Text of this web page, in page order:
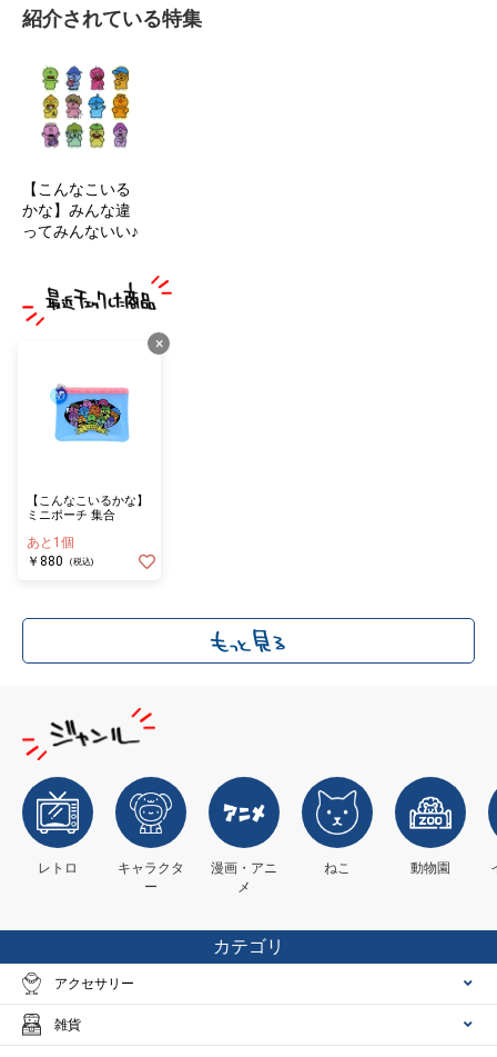
紹介されている特集
【こんなこいる
かな】みんな違
ってみんないい♪
×
【こんなこいるかな】
ミニポーチ 集合
あと1個
￥880
(税込)
レトロ
キャラクタ
ー
漫画・アニ
メ
ねこ 動物園
カテゴリ
アクセサリー
雑貨